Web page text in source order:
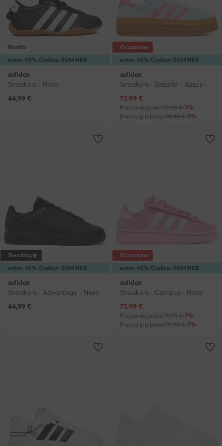
extra -15% Codice: SUMMER
Novità
adidas
Sneakers · Nero
44,99 €
extra -15% Codice: SUMMER
Occasione
adidas
Sneakers · Gazelle · Azzurro chiaro
Prezzo attuale
73,99 €
Prezzo regolare79,99 €-7%
Prezzo più basso79,99 €-7%
extra -15% Codice: SUMMER
Trending
adidas
Sneakers · Advantage · Nero
44,99 €
extra -15% Codice: SUMMER
Occasione
adidas
Sneakers · Campus · Rosa
Prezzo attuale
73,99 €
Prezzo regolare79,99 €-7%
Prezzo più basso79,99 €-7%